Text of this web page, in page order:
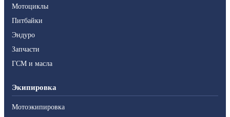
Мотоциклы
Питбайки
Эндуро
Запчасти
ГСМ и масла
Экипировка
Мотоэкипировка